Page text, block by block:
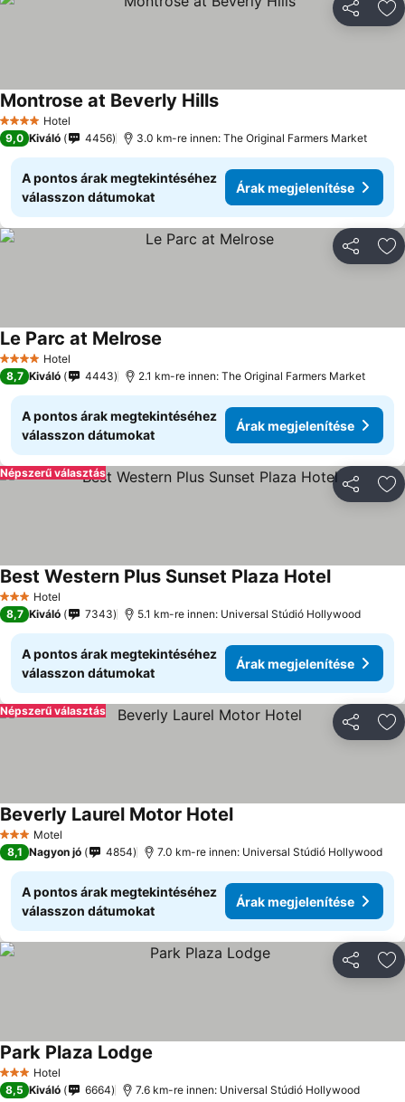
4 KategóriaHotel
Montrose at Beverly Hills
9,0 Kiváló 4456 3.0 km-re innen: The Original Farmers Market
A pontos árak megtekintéséhez
válasszon dátumokat
Árak megjelenítése
4 KategóriaHotel
Le Parc at Melrose
8,7 Kiváló 4443 2.1 km-re innen: The Original Farmers Market
A pontos árak megtekintéséhez
válasszon dátumokat
Árak megjelenítése
Népszerű választás
3 Kategória
Hotel
Best Western Plus Sunset Plaza Hotel
8,7 Kiváló 7343 5.1 km-re innen: Universal Stúdió Hollywood
A pontos árak megtekintéséhez
válasszon dátumokat
Árak megjelenítése
Népszerű választás
3 Kategória
Motel
Beverly Laurel Motor Hotel
8,1 Nagyon jó 4854 7.0 km-re innen: Universal Stúdió Hollywood
A pontos árak megtekintéséhez
válasszon dátumokat
Árak megjelenítése
3 Kategória
Hotel
Park Plaza Lodge
8,5 Kiváló 6664 7.6 km-re innen: Universal Stúdió Hollywood